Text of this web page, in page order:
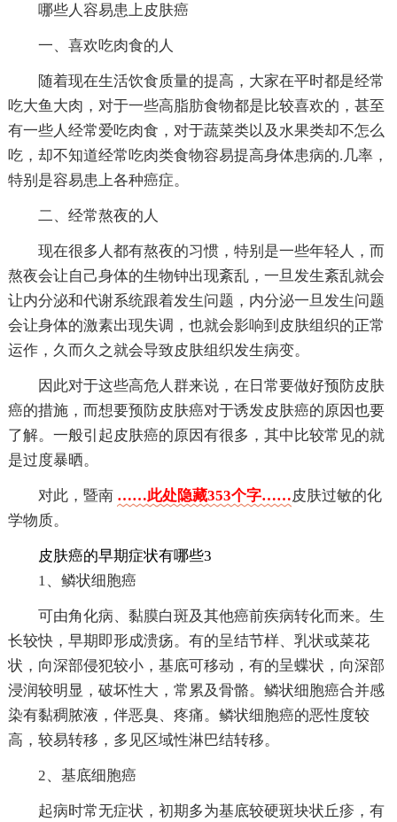
哪些人容易患上皮肤癌
一、喜欢吃肉食的人
随着现在生活饮食质量的提高，大家在平时都是经常
吃大鱼大肉，对于一些高脂肪食物都是比较喜欢的，甚至
有一些人经常爱吃肉食，对于蔬菜类以及水果类却不怎么
吃，却不知道经常吃肉类食物容易提高身体患病的.几率，
特别是容易患上各种癌症。
二、经常熬夜的人
现在很多人都有熬夜的习惯，特别是一些年轻人，而
熬夜会让自己身体的生物钟出现紊乱，一旦发生紊乱就会
让内分泌和代谢系统跟着发生问题，内分泌一旦发生问题
会让身体的激素出现失调，也就会影响到皮肤组织的正常
运作，久而久之就会导致皮肤组织发生病变。
因此对于这些高危人群来说，在日常要做好预防皮肤
癌的措施，而想要预防皮肤癌对于诱发皮肤癌的原因也要
了解。一般引起皮肤癌的原因有很多，其中比较常见的就
是过度暴晒。
对此，暨南 ……此处隐藏353个字……皮肤过敏的化
学物质。
皮肤癌的早期症状有哪些3
1、鳞状细胞癌
可由角化病、黏膜白斑及其他癌前疾病转化而来。生
长较快，早期即形成溃疡。有的呈结节样、乳状或菜花
状，向深部侵犯较小，基底可移动，有的呈蝶状，向深部
浸润较明显，破坏性大，常累及骨骼。鳞状细胞癌合并感
染有黏稠脓液，伴恶臭、疼痛。鳞状细胞癌的恶性度较
高，较易转移，多见区域性淋巴结转移。
2、基底细胞癌
起病时常无症状，初期多为基底较硬斑块状丘疹，有